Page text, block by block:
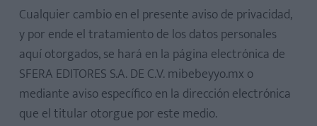
Cualquier cambio en el presente aviso de privacidad,
y por ende el tratamiento de los datos personales
aquí otorgados, se hará en la página electrónica de
SFERA EDITORES S.A. DE C.V. mibebeyyo.mx o
mediante aviso específico en la dirección electrónica
que el titular otorgue por este medio.